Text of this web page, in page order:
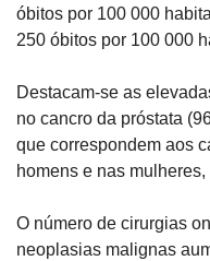
óbitos por 100 000
250 óbitos por 100 000
Destacam-se as
no cancro da próstata
que correspondem aos
homens e nas
O número de cirurgias
neoplasias malignas